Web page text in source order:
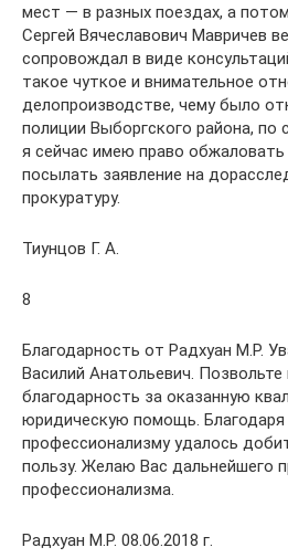
мест — в разных поездах, а
Сергей Вячеславович Мавричев
сопровождал в виде
такое чуткое и внимательное
делопроизводстве, чему было
полиции Выборгского района, по
я сейчас имею право
посылать заявление на
прокуратуру.
Тиунцов Г. А.
8
Благодарность от Радхуан М.Р.
Василий Анатольевич.
благодарность за оказанную
юридическую помощь.
профессионализму удалось
пользу. Желаю Вас дальнейшего
профессионализма.
Радхуан М.Р. 08.06.2018 г.